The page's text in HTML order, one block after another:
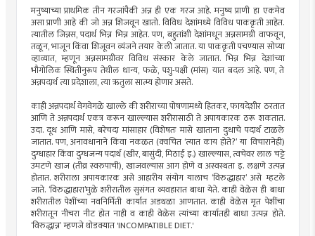
मनुष्याच्या प्राथमिक तीन गरजांपैकी अन्न ही एक गरज आहे. मनुष्य प्राणी हा एकमेव
असा प्राणी आहे की जो अन्न शिजवून खातो. विविध देशांमध्ये विविध पाककृती आहेत.
त्यातील जिन्नस, पदार्थ भिन्न भिन्न आहेत. पण, बहुतांशी देशांमधून अन्नसामग्री वाफवून,
तळून, भाजून किंवा शिजूवन व्यंजने तयार केली जातात. या पाककृती पचण्यास सोप्या
व्हाव्यात, म्हणून अन्नसामग्रीवर विविध संस्कार केले जातात. भिन्न भिन्न देशांच्या
भौगोलिक स्थितीनुरूप तेथील धान्य, फळे, पशु-पक्षी (मांस) यात बदल आहे. पण, ते
अन्नपदार्थ त्या प्रदेशाला, त्या ऋतुला सात्म्य होणार असते.
काही अन्नपदार्थ वेगवेगळे खाल्ले की शरीराच्या पोषणामध्ये हितकर, फायदेशीर ठरतात
आणि ते अन्नपदार्थ एकत्र करून खाल्ल्यास शरीरासाठी ते अपायकारक ठरू शकतात.
उदा. दूध आणि मासे, बरेचदा मांसाहार (विशेषतः मासे खाताना दुधाचे पदार्थ टाळले
जातात. पण, अनावधानाने किंवा नकळत (क्वचित ‘त्यात काय होते?’ या विचारानेही)
दुग्धाहार किंवा दुग्धजन्य पदार्थ (खीर, बासुंदी, मिठाई इ.) खाल्ल्यास, त्वचेवर लाल चट्टे
उमटणे खाज (तीव्र स्वरुपाची), खाजवल्यास आग होणे व अस्वस्थता इ. लक्षणे उत्पन्न
होतात. शरीराला अपायकारक असे आहारीय संयोग यालाच ‘विरुद्धाहार’ असे म्हटले
जाते. ‘विरुद्धाहारा’मुळे शरीरातील सुसंगत व्यवहारात बाधा येते. काही वेळेस ही बाधा
शरीरातील पेशींच्या नवनिर्मिती कार्यात अडथळा आणतात. काही वेळेस मृत पेशींचा
शरीरातून नीचरा नीट होत नाही व काही वेळेस त्यांच्या कार्यातही बाधा उत्पन्न होते.
‘विरुद्धान्न’ म्हणजे थोडक्यात 'INCOMPATIBLE DIET.'